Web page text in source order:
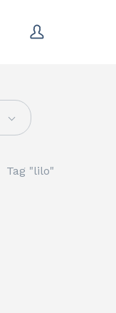
Tag "lilo"